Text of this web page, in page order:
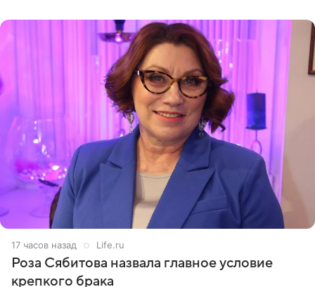
17 часов назад Life.ru
Роза Сябитова назвала главное условие
крепкого брака